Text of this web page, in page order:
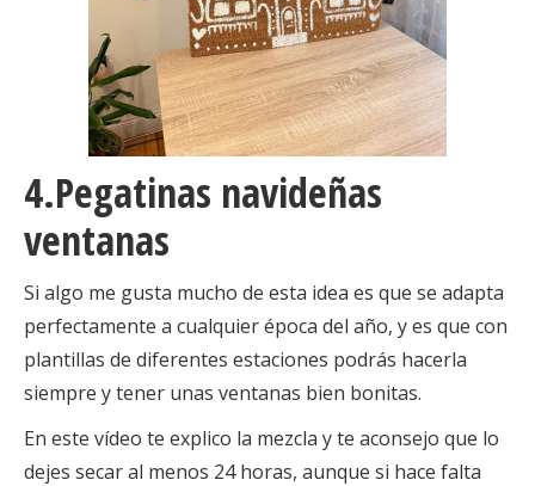
4.Pegatinas navideñas
ventanas
Si algo me gusta mucho de esta idea es que se adapta
perfectamente a cualquier época del año, y es que con
plantillas de diferentes estaciones podrás hacerla
siempre y tener unas ventanas bien bonitas.
En este vídeo te explico la mezcla y te aconsejo que lo
dejes secar al menos 24 horas, aunque si hace falta